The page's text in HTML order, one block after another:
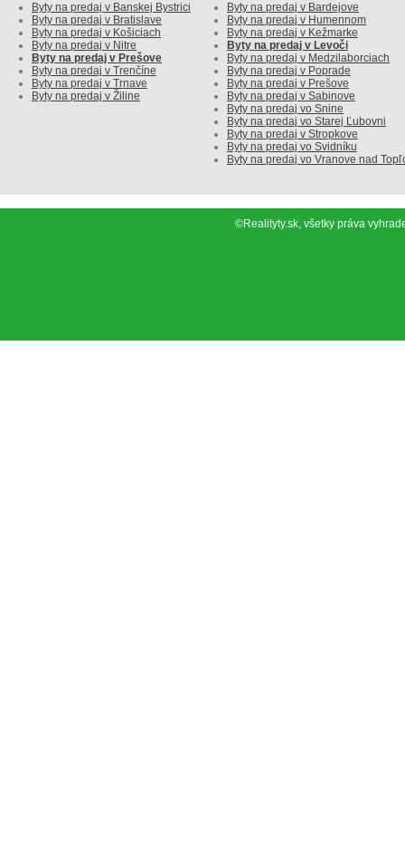
Byty na predaj v Banskej Bystrici
Byty na predaj v Bratislave
Byty na predaj v Košiciach
Byty na predaj v Nitre
Byty na predaj v Prešove
Byty na predaj v Trenčíne
Byty na predaj v Trnave
Byty na predaj v Žiline
Byty na predaj v Bardejove
Byty na predaj v Humennom
Byty na predaj v Kežmarke
Byty na predaj v Levoči
Byty na predaj v Medzilaborciach
Byty na predaj v Poprade
Byty na predaj v Prešove
Byty na predaj v Sabinove
Byty na predaj vo Snine
Byty na predaj vo Starej Ľubovni
Byty na predaj v Stropkove
Byty na predaj vo Svidníku
Byty na predaj vo Vranove nad
©Realityty.sk, všetky práva